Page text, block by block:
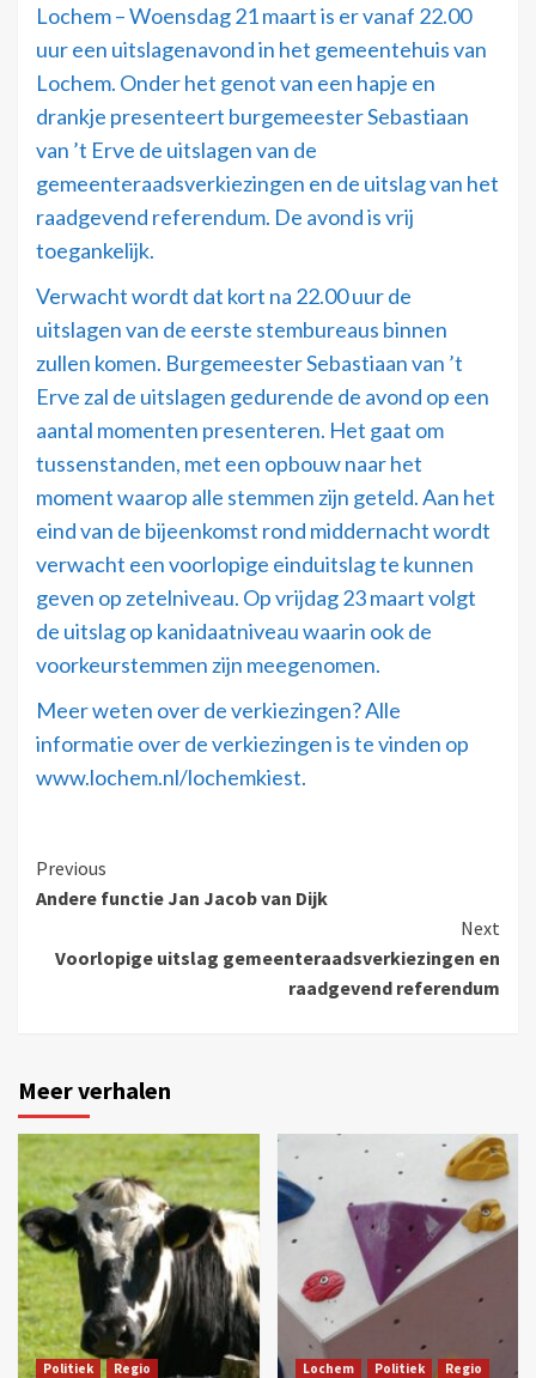
Lochem – Woensdag 21 maart is er vanaf 22.00
uur een uitslagenavond in het gemeentehuis van
Lochem. Onder het genot van een hapje en
drankje presenteert burgemeester Sebastiaan
van ’t Erve de uitslagen van de
gemeenteraadsverkiezingen en de uitslag van het
raadgevend referendum. De avond is vrij
toegankelijk.
Verwacht wordt dat kort na 22.00 uur de
uitslagen van de eerste stembureaus binnen
zullen komen. Burgemeester Sebastiaan van ’t
Erve zal de uitslagen gedurende de avond op een
aantal momenten presenteren. Het gaat om
tussenstanden, met een opbouw naar het
moment waarop alle stemmen zijn geteld. Aan het
eind van de bijeenkomst rond middernacht wordt
verwacht een voorlopige einduitslag te kunnen
geven op zetelniveau. Op vrijdag 23 maart volgt
de uitslag op kanidaatniveau waarin ook de
voorkeurstemmen zijn meegenomen.
Meer weten over de verkiezingen? Alle
informatie over de verkiezingen is te vinden op
www.lochem.nl/lochemkiest.
Previous
Andere functie Jan Jacob van Dijk
Next
Voorlopige uitslag gemeenteraadsverkiezingen en
raadgevend referendum
Meer verhalen
Politiek Regio Lochem Politiek Regio